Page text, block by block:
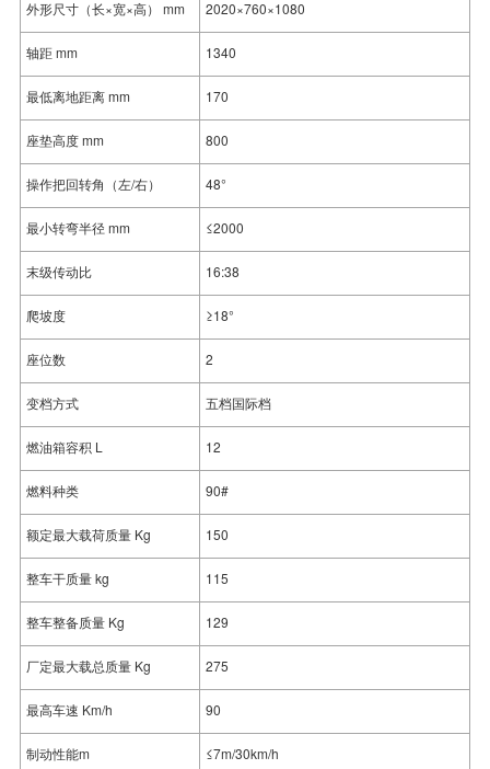
外形尺寸（长×宽×高） mm 2020×760×1080
轴距 mm 1340
最低离地距离 mm 170
座垫高度 mm 800
操作把回转角（左/右） 48°
最小转弯半径 mm ≤2000
末级传动比 16:38
爬坡度 ≥18°
座位数 2
变档方式 五档国际档
燃油箱容积 L 12
燃料种类 90#
额定最大载荷质量 Kg 150
整车干质量 kg 115
整车整备质量 Kg 129
厂定最大载总质量 Kg 275
最高车速 Km/h 90
制动性能m ≤7m/30km/h